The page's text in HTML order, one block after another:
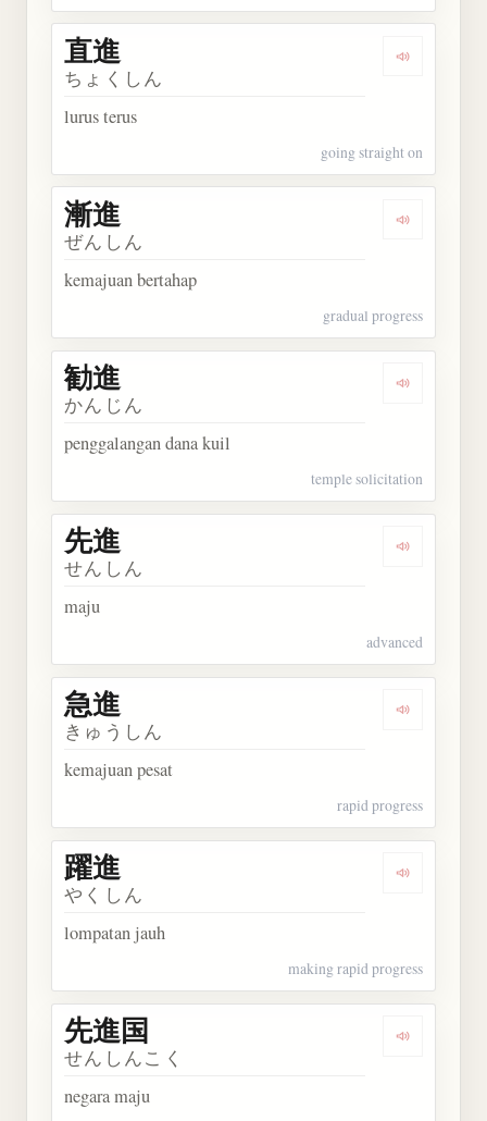
Dengarkan
直進
ちょくしん
lurus terus
going straight on
Dengarkan
漸進
ぜんしん
kemajuan bertahap
gradual progress
Dengarkan
勧進
かんじん
penggalangan dana kuil
temple solicitation
Dengarkan
先進
せんしん
maju
advanced
Dengarkan
急進
きゅうしん
kemajuan pesat
rapid progress
Dengarkan
躍進
やくしん
lompatan jauh
making rapid progress
Dengarkan
先進国
せんしんこく
negara maju